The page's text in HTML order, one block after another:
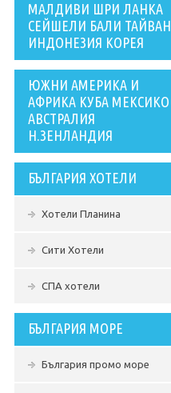
МАЛДИВИ ШРИ ЛАНКА
СЕЙШЕЛИ БАЛИ ТАЙВАН
ИНДОНЕЗИЯ КОРЕЯ
ЮЖНИ АМЕРИКА И
АФРИКА КУБА МЕКСИКО
АВСТРАЛИЯ
Н.ЗЕНЛАНДИЯ
БЪЛГАРИЯ ХОТЕЛИ
Хотели Планина
Сити Хотели
СПА хотели
БЪЛГАРИЯ МОРЕ
България промо море